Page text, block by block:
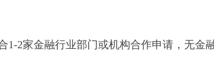
家金融行业部门或机构合作申请，无金